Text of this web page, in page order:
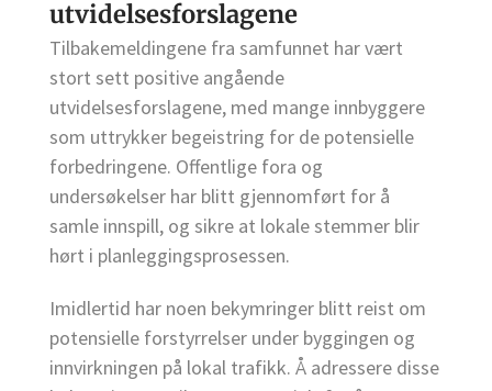
utvidelsesforslagene
Tilbakemeldingene fra samfunnet har vært
stort sett positive angående
utvidelsesforslagene, med mange innbyggere
som uttrykker begeistring for de potensielle
forbedringene. Offentlige fora og
undersøkelser har blitt gjennomført for å
samle innspill, og sikre at lokale stemmer blir
hørt i planleggingsprosessen.
Imidlertid har noen bekymringer blitt reist om
potensielle forstyrrelser under byggingen og
innvirkningen på lokal trafikk. Å adressere disse